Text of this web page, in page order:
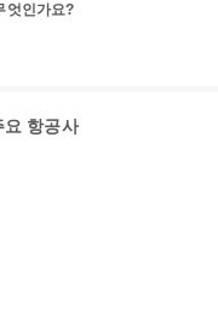
엇인가요?
요 항공사